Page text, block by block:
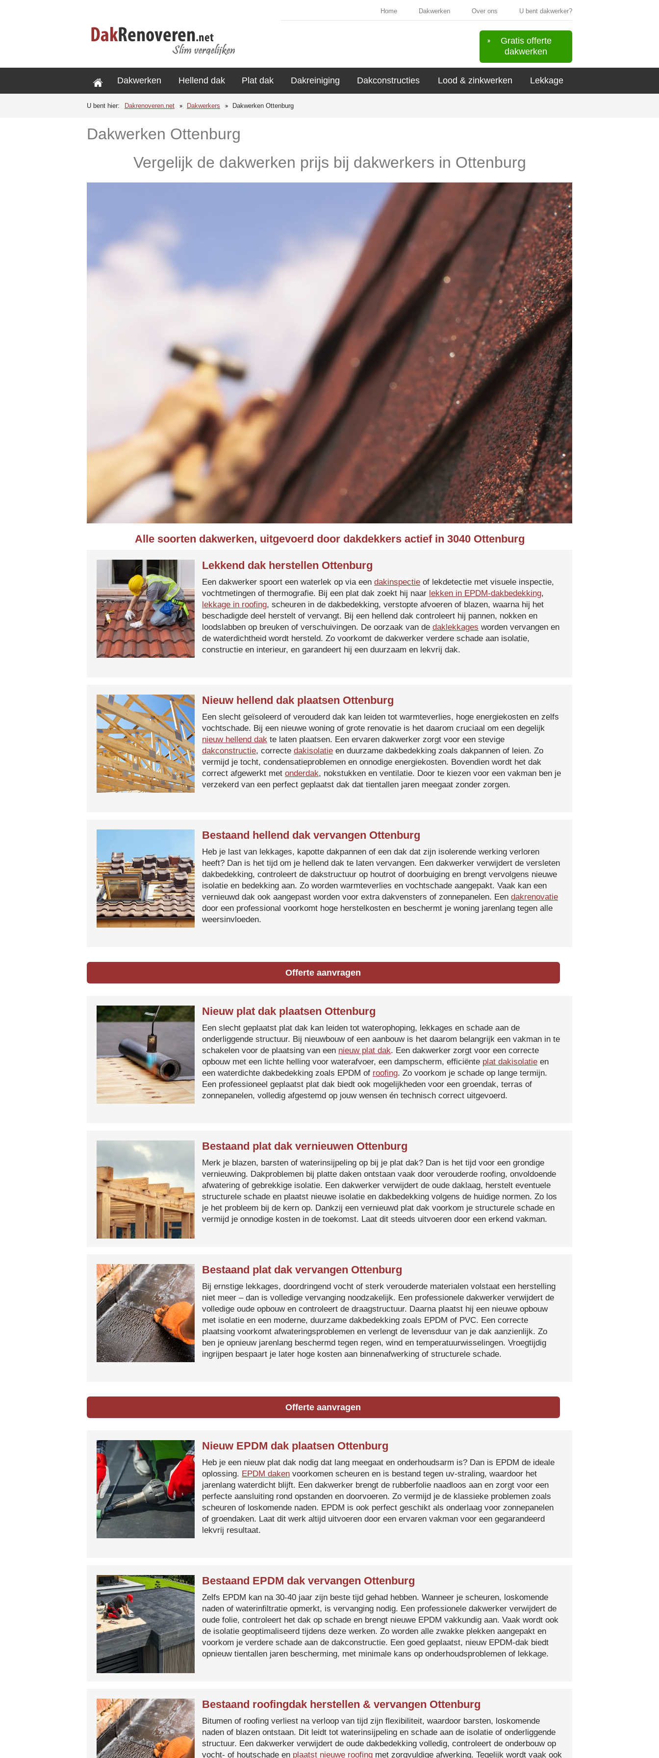
Home Dakwerken Over ons U bent dakwerker?
Gratis offerte
dakwerken
Dakwerken Hellend dak Plat dak Dakreiniging Dakconstructies Lood & zinkwerken Lekkage
U bent hier: Dakrenoveren.net Dakwerkers Dakwerken Ottenburg
Dakwerken Ottenburg
Vergelijk de dakwerken prijs bij dakwerkers in Ottenburg
Alle soorten dakwerken, uitgevoerd door dakdekkers actief in 3040 Ottenburg
Lekkend dak herstellen Ottenburg
Een dakwerker spoort een waterlek op via een dakinspectie of lekdetectie met visuele inspectie,
vochtmetingen of thermografie. Bij een plat dak zoekt hij naar lekken in EPDM-dakbedekking,
lekkage in roofing, scheuren in de dakbedekking, verstopte afvoeren of blazen, waarna hij het
beschadigde deel herstelt of vervangt. Bij een hellend dak controleert hij pannen, nokken en
loodslabben op breuken of verschuivingen. De oorzaak van de daklekkages worden vervangen en
de waterdichtheid wordt hersteld. Zo voorkomt de dakwerker verdere schade aan isolatie,
constructie en interieur, en garandeert hij een duurzaam en lekvrij dak.
Nieuw hellend dak plaatsen Ottenburg
Een slecht geïsoleerd of verouderd dak kan leiden tot warmteverlies, hoge energiekosten en zelfs
vochtschade. Bij een nieuwe woning of grote renovatie is het daarom cruciaal om een degelijk
nieuw hellend dak te laten plaatsen. Een ervaren dakwerker zorgt voor een stevige
dakconstructie, correcte dakisolatie en duurzame dakbedekking zoals dakpannen of leien. Zo
vermijd je tocht, condensatieproblemen en onnodige energiekosten. Bovendien wordt het dak
correct afgewerkt met onderdak, nokstukken en ventilatie. Door te kiezen voor een vakman ben je
verzekerd van een perfect geplaatst dak dat tientallen jaren meegaat zonder zorgen.
Bestaand hellend dak vervangen Ottenburg
Heb je last van lekkages, kapotte dakpannen of een dak dat zijn isolerende werking verloren
heeft? Dan is het tijd om je hellend dak te laten vervangen. Een dakwerker verwijdert de versleten
dakbedekking, controleert de dakstructuur op houtrot of doorbuiging en brengt vervolgens nieuwe
isolatie en bedekking aan. Zo worden warmteverlies en vochtschade aangepakt. Vaak kan een
vernieuwd dak ook aangepast worden voor extra dakvensters of zonnepanelen. Een dakrenovatie
door een professional voorkomt hoge herstelkosten en beschermt je woning jarenlang tegen alle
weersinvloeden.
Offerte aanvragen
Nieuw plat dak plaatsen Ottenburg
Een slecht geplaatst plat dak kan leiden tot waterophoping, lekkages en schade aan de
onderliggende structuur. Bij nieuwbouw of een aanbouw is het daarom belangrijk een vakman in te
schakelen voor de plaatsing van een nieuw plat dak. Een dakwerker zorgt voor een correcte
opbouw met een lichte helling voor waterafvoer, een dampscherm, efficiënte plat dakisolatie en
een waterdichte dakbedekking zoals EPDM of roofing. Zo voorkom je schade op lange termijn.
Een professioneel geplaatst plat dak biedt ook mogelijkheden voor een groendak, terras of
zonnepanelen, volledig afgestemd op jouw wensen én technisch correct uitgevoerd.
Bestaand plat dak vernieuwen Ottenburg
Merk je blazen, barsten of waterinsijpeling op bij je plat dak? Dan is het tijd voor een grondige
vernieuwing. Dakproblemen bij platte daken ontstaan vaak door verouderde roofing, onvoldoende
afwatering of gebrekkige isolatie. Een dakwerker verwijdert de oude daklaag, herstelt eventuele
structurele schade en plaatst nieuwe isolatie en dakbedekking volgens de huidige normen. Zo los
je het probleem bij de kern op. Dankzij een vernieuwd plat dak voorkom je structurele schade en
vermijd je onnodige kosten in de toekomst. Laat dit steeds uitvoeren door een erkend vakman.
Bestaand plat dak vervangen Ottenburg
Bij ernstige lekkages, doordringend vocht of sterk verouderde materialen volstaat een herstelling
niet meer – dan is volledige vervanging noodzakelijk. Een professionele dakwerker verwijdert de
volledige oude opbouw en controleert de draagstructuur. Daarna plaatst hij een nieuwe opbouw
met isolatie en een moderne, duurzame dakbedekking zoals EPDM of PVC. Een correcte
plaatsing voorkomt afwateringsproblemen en verlengt de levensduur van je dak aanzienlijk. Zo
ben je opnieuw jarenlang beschermd tegen regen, wind en temperatuurwisselingen. Vroegtijdig
ingrijpen bespaart je later hoge kosten aan binnenafwerking of structurele schade.
Offerte aanvragen
Nieuw EPDM dak plaatsen Ottenburg
Heb je een nieuw plat dak nodig dat lang meegaat en onderhoudsarm is? Dan is EPDM de ideale
oplossing. EPDM daken voorkomen scheuren en is bestand tegen uv-straling, waardoor het
jarenlang waterdicht blijft. Een dakwerker brengt de rubberfolie naadloos aan en zorgt voor een
perfecte aansluiting rond opstanden en doorvoeren. Zo vermijd je de klassieke problemen zoals
scheuren of loskomende naden. EPDM is ook perfect geschikt als onderlaag voor zonnepanelen
of groendaken. Laat dit werk altijd uitvoeren door een ervaren vakman voor een gegarandeerd
lekvrij resultaat.
Bestaand EPDM dak vervangen Ottenburg
Zelfs EPDM kan na 30-40 jaar zijn beste tijd gehad hebben. Wanneer je scheuren, loskomende
naden of waterinfiltratie opmerkt, is vervanging nodig. Een professionele dakwerker verwijdert de
oude folie, controleert het dak op schade en brengt nieuwe EPDM vakkundig aan. Vaak wordt ook
de isolatie geoptimaliseerd tijdens deze werken. Zo worden alle zwakke plekken aangepakt en
voorkom je verdere schade aan de dakconstructie. Een goed geplaatst, nieuw EPDM-dak biedt
opnieuw tientallen jaren bescherming, met minimale kans op onderhoudsproblemen of lekkage.
Bestaand roofingdak herstellen & vervangen Ottenburg
Bitumen of roofing verliest na verloop van tijd zijn flexibiliteit, waardoor barsten, loskomende
naden of blazen ontstaan. Dit leidt tot waterinsijpeling en schade aan de isolatie of onderliggende
structuur. Een dakwerker verwijdert de oude dakbedekking volledig, controleert de onderbouw op
vocht- of houtschade en plaatst nieuwe roofing met zorgvuldige afwerking. Tegelijk wordt vaak ook